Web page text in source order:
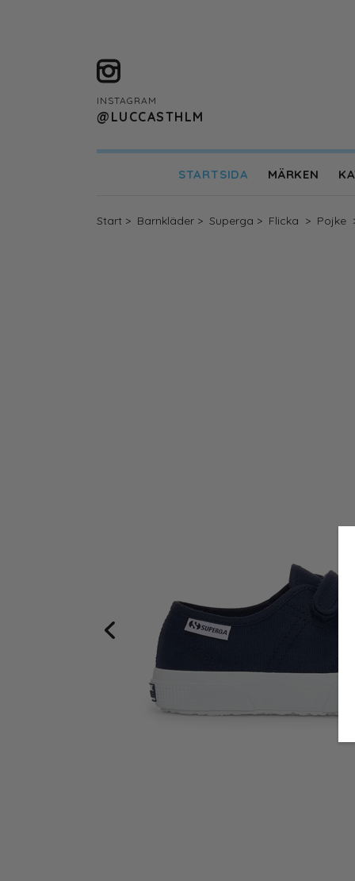
INSTAGRAM
@LUCCASTHLM
STARTSIDA MÄRKEN
Start > Barnkläder > Superga > Flicka > Pojke